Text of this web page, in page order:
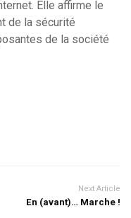
Elle affirme le
de la sécurité
de la société
Next Article
En (avant)… Marche !